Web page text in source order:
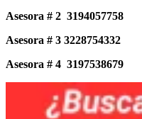
Asesora # 2 3194057758
Asesora # 3 3228754332
Asesora # 4 3197538679